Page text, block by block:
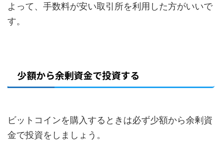
よって、手数料が安い取引所を利用した方がいいで
す。
少額から余剰資金で投資する
ビットコインを購入するときは必ず少額から余剰資
金で投資をしましょう。